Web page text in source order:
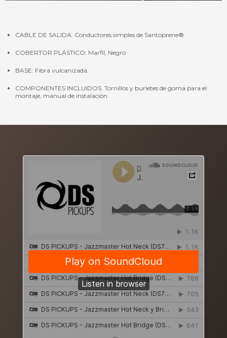
CABLE DE SALIDA: Conductores simples de Santoprene®
COBERTOR PLÁSTICO: Marfil, Negro
BASE: Fibra vulcanizada.
COMPONENTES INCLUIDOS: Tornillos y burletes de goma para el
montaje, manual de instalación.